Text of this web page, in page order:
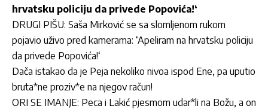
hrvatsku policiju da privede Popovića!‘
DRUGI PIŠU: Saša Mirković se sa slomljenom rukom
pojavio uživo pred kamerama: ‘Apeliram na hrvatsku policiju
da privede Popovića!‘
Dača istakao da je Peja nekoliko nivoa ispod Ene, pa uputio
bruta*ne proziv*e na njegov račun!
ORI SE IMANJE: Peca i Lakić pjesmom udar*li na Božu, a on